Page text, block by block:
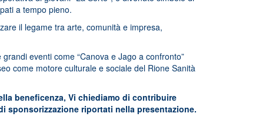
a tempo pieno.
il legame tra arte, comunità e impresa,
eventi come “Canova e Jago a confronto”
come motore culturale e sociale del Rione Sanità
beneficenza, Vi chiediamo di contribuire
sponsorizzazione riportati nella presentazione.